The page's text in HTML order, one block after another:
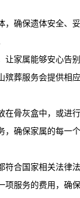
，确保遗体安全、
家属能够安心告别
殡葬服务会提供相
骨灰盒中，或进行
确保家属的每一
合国家相关法律法
服务的费用，确保